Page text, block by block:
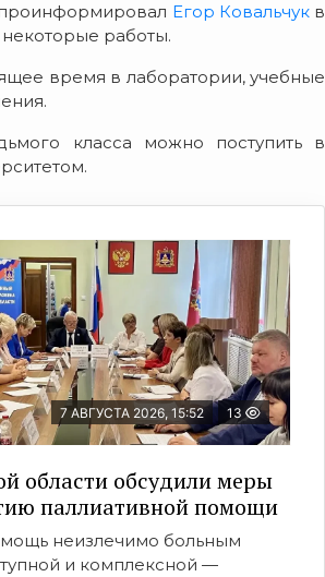
проинформировал Егор Ковальчукв
работы.
время в лаборатории, учебные
класса можно поступить в
7 АВГУСТА 2026, 15:52 13
области обсудили меры
паллиативной помощи
неизлечимо больным
и комплексной —